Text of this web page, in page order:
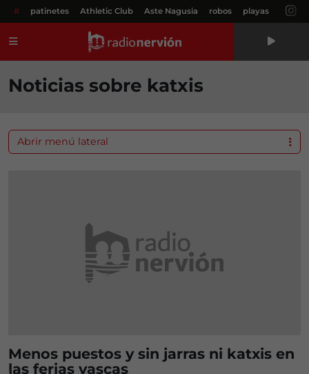
# patinetes Athletic Club Aste Nagusia robos playas
Noticias sobre katxis
Menos puestos y sin jarras ni katxis en
las ferias vascas
Abrir menú lateral